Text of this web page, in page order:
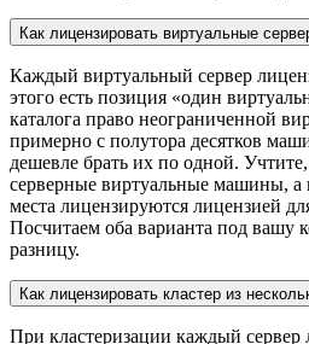
Как лицензировать виртуальные
Каждый виртуальный сервер
этого есть позиция «один
каталога право неограниченной
примерно с полутора десятков
дешевле брать их по одной.
серверные виртуальные машины, а
места лицензируются лицензией
Посчитаем оба варианта под
разницу.
Как лицензировать кластер из
При кластеризации каждый сервер